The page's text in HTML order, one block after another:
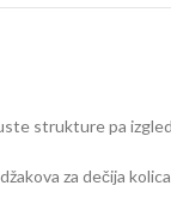
strukture pa
za dečija